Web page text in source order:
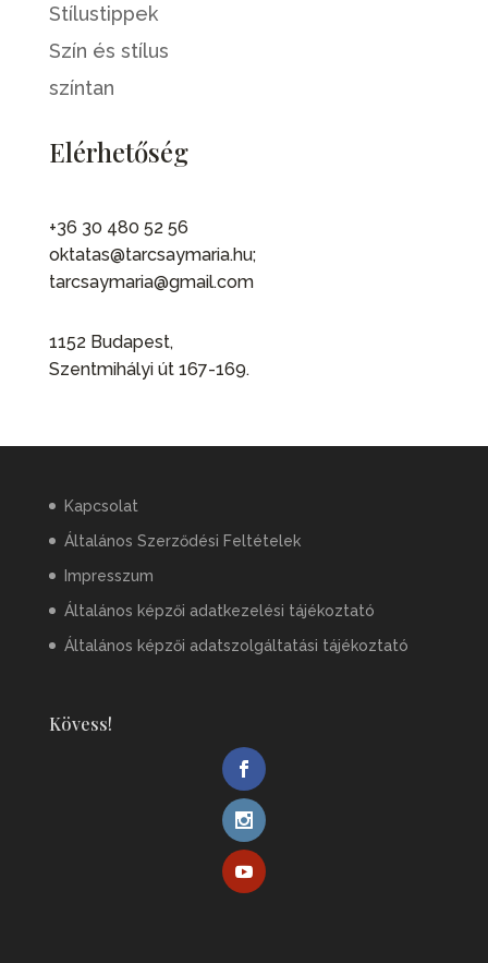
Stílustippek
Szín és stílus
színtan
Elérhetőség
+36 30 480 52 56
oktatas@tarcsaymaria.hu;
tarcsaymaria@gmail.com
1152 Budapest,
Szentmihályi út 167-169.
Kapcsolat
Általános Szerződési Feltételek
Impresszum
Általános képzői adatkezelési tájékoztató
Általános képzői adatszolgáltatási tájékoztató
Kövess!